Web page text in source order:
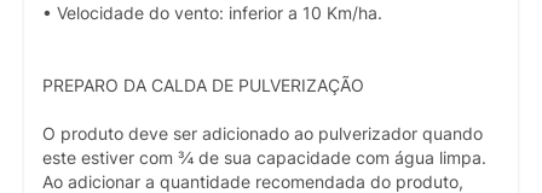
• Velocidade do vento: inferior a 10 Km/ha.
PREPARO DA CALDA DE PULVERIZAÇÃO
O produto deve ser adicionado ao pulverizador quando
este estiver com ¾ de sua capacidade com água limpa.
Ao adicionar a quantidade recomendada do produto,